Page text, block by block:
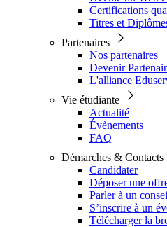
Certifications
Titres et
Partenaires
Nos partenaires
Devenir
L'alliance
Vie étudiante
Actualité
Évènements
FAQ
Démarches & Contacts
Candidater
Déposer une
Parler à un
S’inscrire à un
Télécharger la